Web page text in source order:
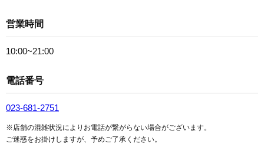
営業時間
10:00~21:00
電話番号
023-681-2751
※店舗の混雑状況によりお電話が繋がらない場合がございます。
ご迷惑をお掛けしますが、予めご了承ください。